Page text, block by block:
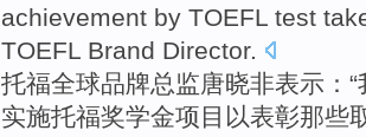
achievement by TOEFL test
TOEFL Brand Director.
托福全球品牌总监唐晓非表示：“
实施托福奖学金项目 以表彰那些